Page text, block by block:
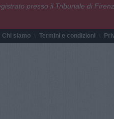
presso il Tribunale di
Chi siamo Termini e condizioni